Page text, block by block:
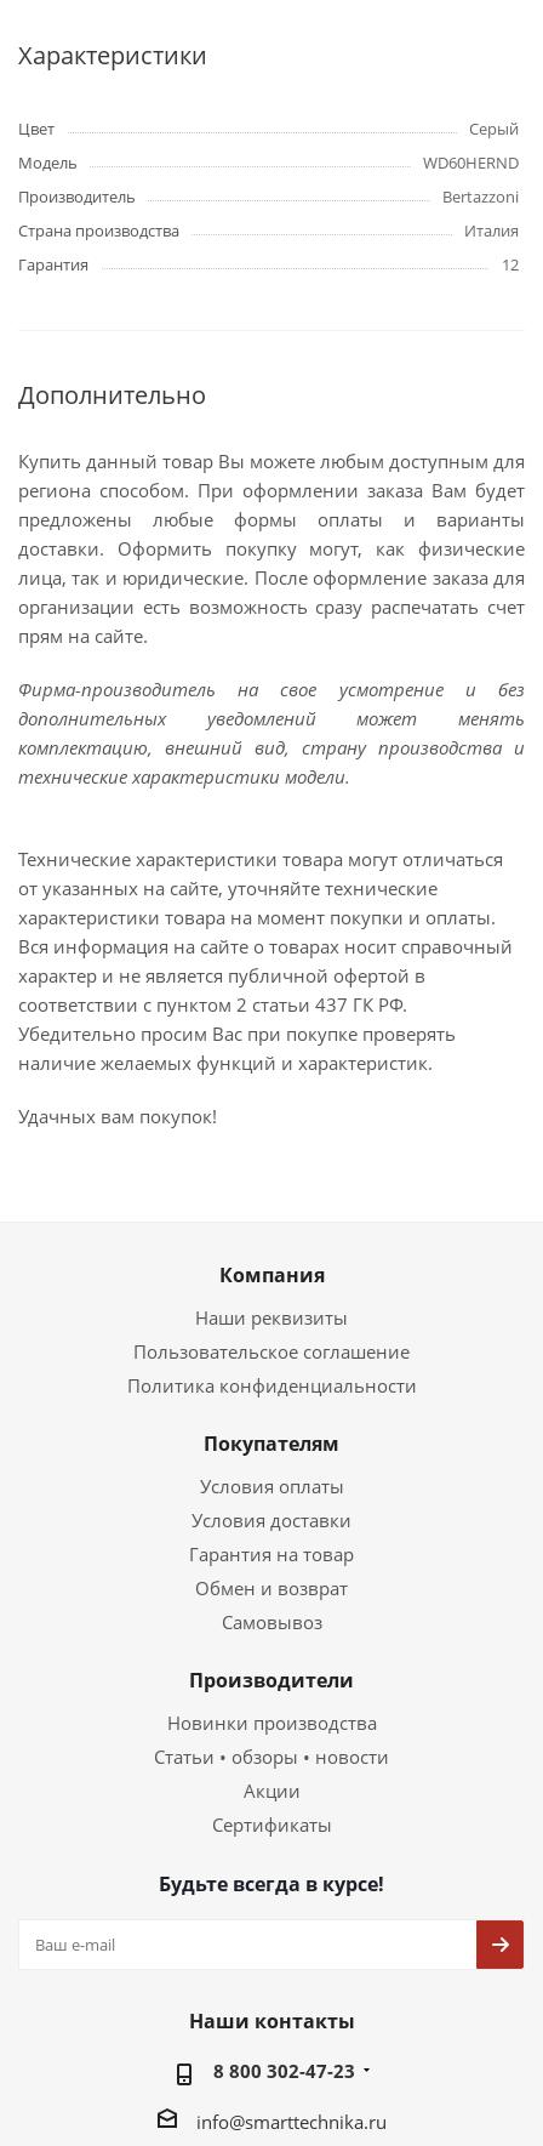
Характеристики
Цвет
Серый
Модель
WD60HERND
Производитель
Bertazzoni
Страна производства
Италия
Гарантия
12
Дополнительно
Купить данный товар Вы можете любым доступным для
региона способом. При оформлении заказа Вам будет
предложены любые формы оплаты и варианты
доставки. Оформить покупку могут, как физические
лица, так и юридические. После оформление заказа для
организации есть возможность сразу распечатать счет
прям на сайте.
Фирма-производитель на свое усмотрение и без
дополнительных уведомлений может менять
комплектацию, внешний вид, страну производства и
технические характеристики модели.
Технические характеристики товара могут отличаться
от указанных на сайте, уточняйте технические
характеристики товара на момент покупки и оплаты.
Вся информация на сайте о товарах носит справочный
характер и не является публичной офертой в
соответствии с пунктом 2 статьи 437 ГК РФ.
Убедительно просим Вас при покупке проверять
наличие желаемых функций и характеристик.
Удачных вам покупок!
Компания
Наши реквизиты
Пользовательское соглашение
Политика конфиденциальности
Покупателям
Условия оплаты
Условия доставки
Гарантия на товар
Обмен и возврат
Самовывоз
Производители
Новинки производства
Статьи • обзоры • новости
Акции
Сертификаты
Будьте всегда в курсе!
Наши контакты
8 800 302-47-23
info@smarttechnika.ru